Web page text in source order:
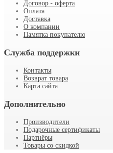
Договор - оферта
Оплата
Доставка
О компании
Памятка покупателю
Служба поддержки
Контакты
Возврат товара
Карта сайта
Дополнительно
Производители
Подарочные сертификаты
Партнёры
Товары со скидкой